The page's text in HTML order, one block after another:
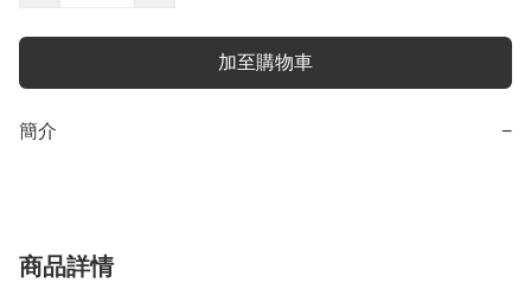
加至購物車
簡介 −
商品詳情